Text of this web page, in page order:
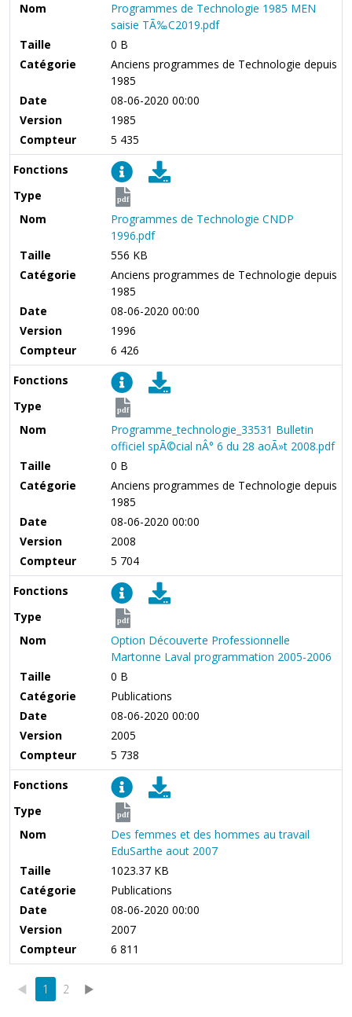
Nom
Programmes de Technologie 1985 MEN
saisie TÃ‰C2019.pdf
Taille
0 B
Catégorie
Anciens programmes de Technologie depuis
1985
Date
08-06-2020 00:00
Version
1985
Compteur
5 435
Fonctions
Type
pdf
Nom
Programmes de Technologie CNDP
1996.pdf
Taille
556 KB
Catégorie
Anciens programmes de Technologie depuis
1985
Date
08-06-2020 00:00
Version
1996
Compteur
6 426
Fonctions
Type
pdf
Nom
Programme_technologie_33531 Bulletin
officiel spÃ©cial nÂ° 6 du 28 aoÃ»t 2008.pdf
Taille
0 B
Catégorie
Anciens programmes de Technologie depuis
1985
Date
08-06-2020 00:00
Version
2008
Compteur
5 704
Fonctions
Type
pdf
Nom
Option Découverte Professionnelle
Martonne Laval programmation 2005-2006
Taille
0 B
Catégorie
Publications
Date
08-06-2020 00:00
Version
2005
Compteur
5 738
Fonctions
Type
pdf
Nom
Des femmes et des hommes au travail
EduSarthe aout 2007
Taille
1023.37 KB
Catégorie
Publications
Date
08-06-2020 00:00
Version
2007
Compteur
6 811
◄ 1 2 ►